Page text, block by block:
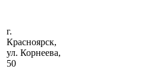
г.
Красноярск,
ул. Корнеева,
50